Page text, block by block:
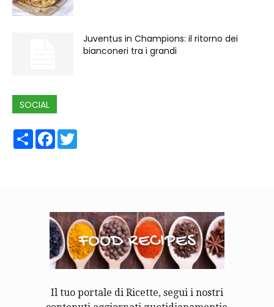
Juventus in Champions: il ritorno dei
bianconeri tra i grandi
SOCIAL
ShareFacebook
Il tuo portale di Ricette, segui i nostri